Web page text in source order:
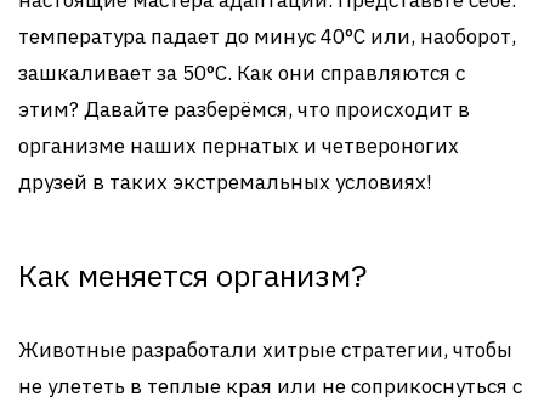
температура падает до минус 40°C или, наоборот,
зашкаливает за 50°C. Как они справляются с
этим? Давайте разберёмся, что происходит в
организме наших пернатых и четвероногих
друзей в таких экстремальных условиях!
Как меняется организм?
Животные разработали хитрые стратегии, чтобы
не улететь в теплые края или не соприкоснуться с